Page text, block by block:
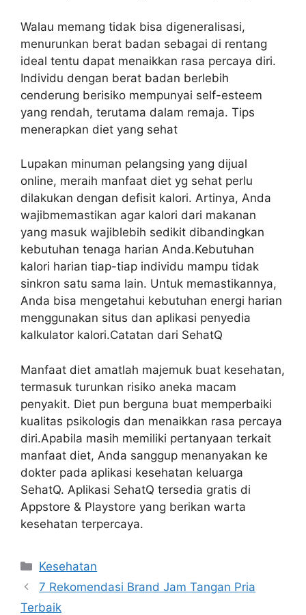
Walau memang tidak bisa digeneralisasi,
menurunkan berat badan sebagai di rentang
ideal tentu dapat menaikkan rasa percaya diri.
Individu dengan berat badan berlebih
cenderung berisiko mempunyai self-esteem
yang rendah, terutama dalam remaja. Tips
menerapkan diet yang sehat
Lupakan minuman pelangsing yang dijual
online, meraih manfaat diet yg sehat perlu
dilakukan dengan defisit kalori. Artinya, Anda
wajibmemastikan agar kalori dari makanan
yang masuk wajiblebih sedikit dibandingkan
kebutuhan tenaga harian Anda.Kebutuhan
kalori harian tiap-tiap individu mampu tidak
sinkron satu sama lain. Untuk memastikannya,
Anda bisa mengetahui kebutuhan energi harian
menggunakan situs dan aplikasi penyedia
kalkulator kalori.Catatan dari SehatQ
Manfaat diet amatlah majemuk buat kesehatan,
termasuk turunkan risiko aneka macam
penyakit. Diet pun berguna buat memperbaiki
kualitas psikologis dan menaikkan rasa percaya
diri.Apabila masih memiliki pertanyaan terkait
manfaat diet, Anda sanggup menanyakan ke
dokter pada aplikasi kesehatan keluarga
SehatQ. Aplikasi SehatQ tersedia gratis di
Appstore & Playstore yang berikan warta
kesehatan terpercaya.
Categories
Kesehatan
7 Rekomendasi Brand Jam Tangan Pria
Terbaik